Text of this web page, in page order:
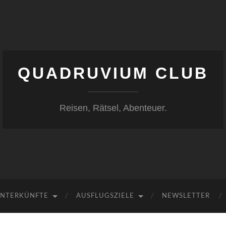
QUADRUVIUM CLUB
Reisen, Rätsel, Abenteuer.
AUSFLUGSZIELE NEWSLETTER